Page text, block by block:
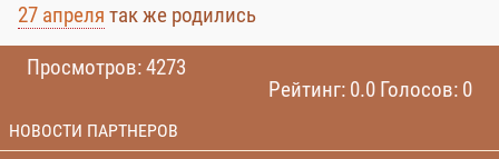
27 апреля так же родились
Просмотров: 4273
Рейтинг: 0.0 Голосов: 0
НОВОСТИ ПАРТНЕРОВ